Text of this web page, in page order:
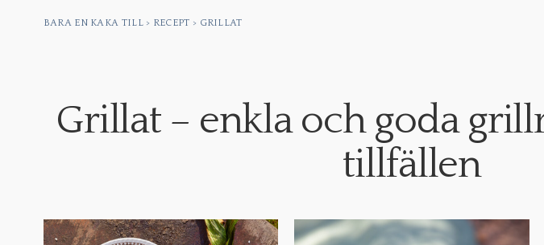
BARA EN KAKA TILL> RECEPT > GRILLAT
Grillat – enkla och goda
tillfällen